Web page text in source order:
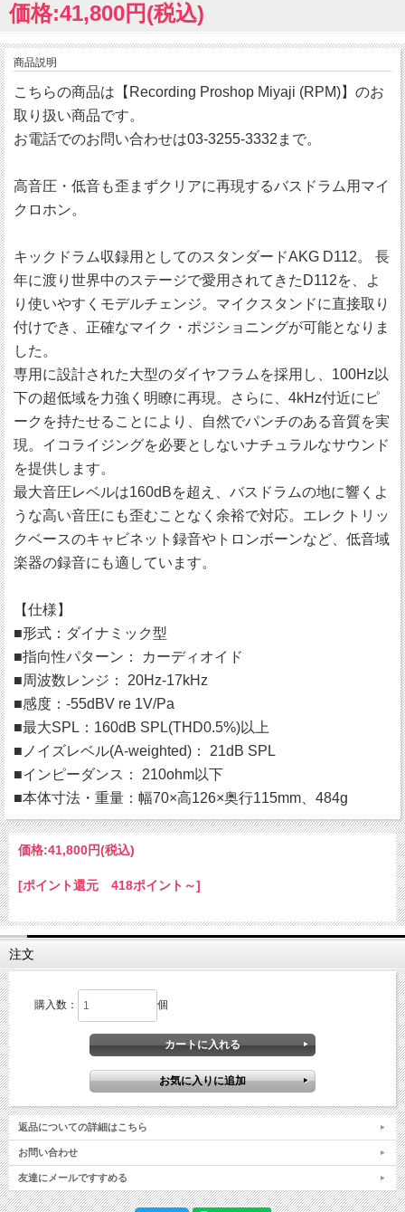
価格:41,800円(税込)
商品説明
こちらの商品は【Recording Proshop Miyaji (RPM)】のお
取り扱い商品です。
お電話でのお問い合わせは03-3255-3332まで。
高音圧・低音も歪まずクリアに再現するバスドラム用マイ
クロホン。
キックドラム収録用としてのスタンダードAKG D112。 長
年に渡り世界中のステージで愛用されてきたD112を、よ
り使いやすくモデルチェンジ。マイクスタンドに直接取り
付けでき、正確なマイク・ポジショニングが可能となりま
した。
専用に設計された大型のダイヤフラムを採用し、100Hz以
下の超低域を力強く明瞭に再現。さらに、4kHz付近にピ
ークを持たせることにより、自然でパンチのある音質を実
現。イコライジングを必要としないナチュラルなサウンド
を提供します。
最大音圧レベルは160dBを超え、バスドラムの地に響くよ
うな高い音圧にも歪むことなく余裕で対応。エレクトリッ
クベースのキャビネット録音やトロンボーンなど、低音域
楽器の録音にも適しています。
【仕様】
■形式：ダイナミック型
■指向性パターン： カーディオイド
■周波数レンジ： 20Hz-17kHz
■感度：-55dBV re 1V/Pa
■最大SPL：160dB SPL(THD0.5%)以上
■ノイズレベル(A-weighted)： 21dB SPL
■インピーダンス： 210ohm以下
■本体寸法・重量：幅70×高126×奥行115mm、484g
価格:41,800円(税込)
[ポイント還元 418ポイント～]
注文
購入数： 個
返品についての詳細はこちら
お問い合わせ
友達にメールですすめる